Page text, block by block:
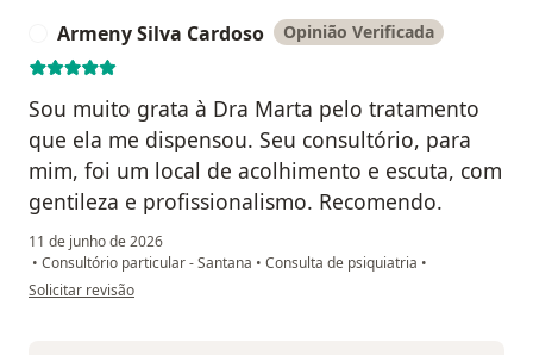
Armeny Silva Cardoso Opinião Verificada
Sou muito grata à Dra Marta pelo tratamento
que ela me dispensou. Seu consultório, para
mim, foi um local de acolhimento e escuta, com
gentileza e profissionalismo. Recomendo.
11 de junho de 2026
• Consultório particular - Santana • Consulta de psiquiatria •
na opinião do utilizador Armeny Silva Cardoso
Solicitar revisão